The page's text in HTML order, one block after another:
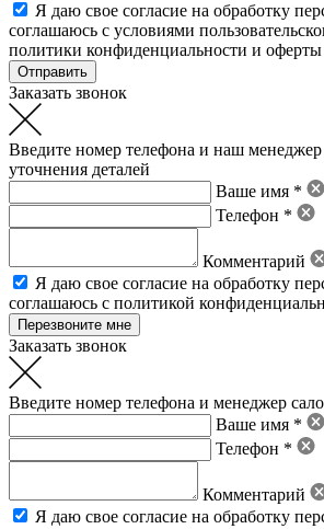
Я даю свое согласие на обработку
соглашаюсь с условиями
политики конфиденциальности и оферты
Заказать звонок
Введите номер телефона и наш менеджер
уточнения деталей
Ваше имя *
Телефон *
Комментарий
Я даю свое согласие на обработку
соглашаюсь с политикой
Заказать звонок
Введите номер телефона и менеджер
Ваше имя *
Телефон *
Комментарий
Я даю свое согласие на обработку